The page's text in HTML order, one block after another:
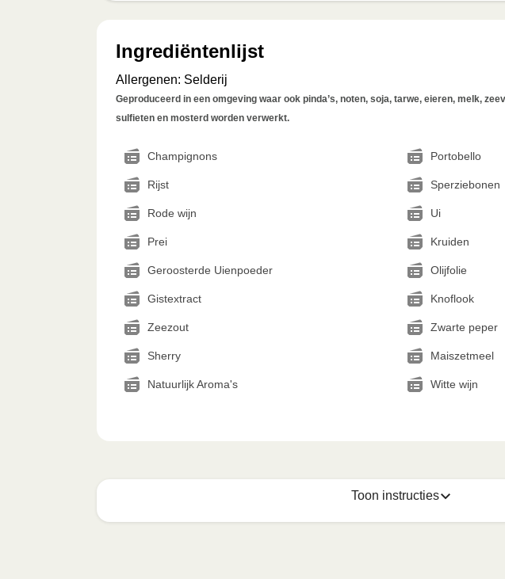
Ingrediëntenlijst
Allergenen: Selderij
Geproduceerd in een omgeving waar ook pinda’s, noten, soja, tarwe, eieren, melk,
sulfieten en mosterd worden verwerkt.
Champignons Portobello
Rijst Sperziebonen
Rode wijn Ui
Prei Kruiden
Geroosterde Uienpoeder Olijfolie
Gistextract Knoflook
Zeezout Zwarte peper
Sherry Maiszetmeel
Natuurlijk Aroma's Witte wijn
Toon instructies
Zo geniet je er op z'n best van